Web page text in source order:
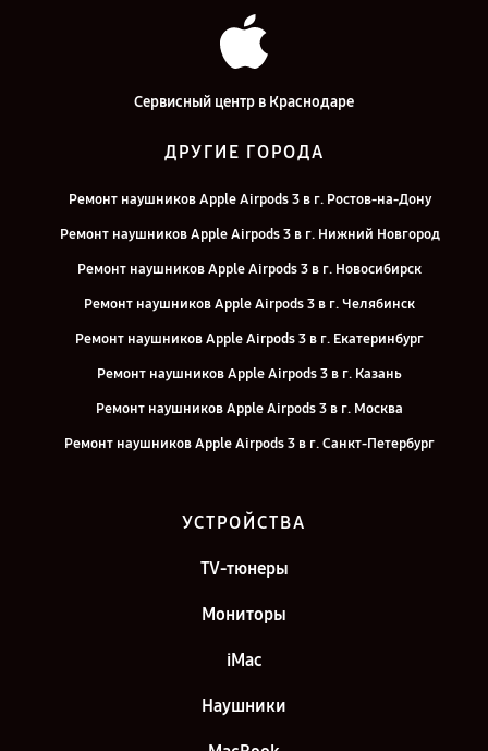
Сервисный центр в Краснодаре
ДРУГИЕ ГОРОДА
Ремонт наушников Apple Airpods 3 в г. Ростов-на-Дону
Ремонт наушников Apple Airpods 3 в г. Нижний Новгород
Ремонт наушников Apple Airpods 3 в г. Новосибирск
Ремонт наушников Apple Airpods 3 в г. Челябинск
Ремонт наушников Apple Airpods 3 в г. Екатеринбург
Ремонт наушников Apple Airpods 3 в г. Казань
Ремонт наушников Apple Airpods 3 в г. Москва
Ремонт наушников Apple Airpods 3 в г. Санкт-Петербург
УСТРОЙСТВА
TV-тюнеры
Мониторы
iMac
Наушники